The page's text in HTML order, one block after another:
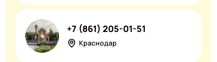
Краснодар
+7 (861) 205-01-51